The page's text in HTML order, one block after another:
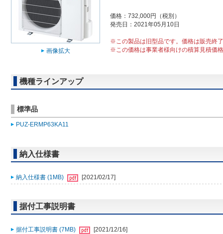
画像拡大
価格：732,000円（税別）
発売日：2021年05月10日
※この製品は旧型品です。価格は販売終
※この価格は事業者様向けの積算見積価
機種ラインアップ
標準品
PUZ-ERMP63KA11
納入仕様書
納入仕様書 (1MB) [2021/02/17]
据付工事説明書
据付工事説明書 (7MB) [2021/12/16]